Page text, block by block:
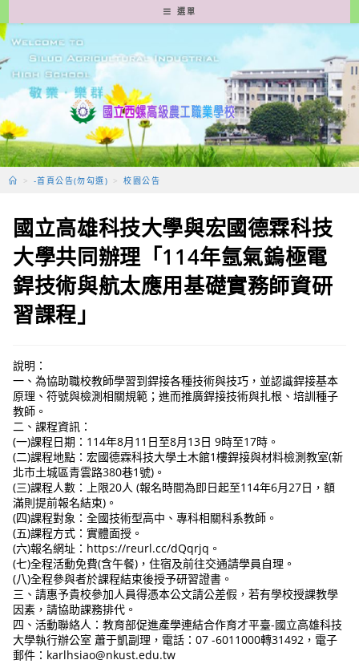
轉
至
要
容
選單
> -首頁公告(勿勾選) > 校園公告
國立高雄科技大學與宏國德霖科技
大學共同辦理「114年氬氣鎢極電
銲技術與航太應用基礎實務師資研
習課程」
說明：
一、為協助職校教師學習到銲接各種技術與技巧，並認識銲接基本
原理、符號與檢測相關規範；進而推廣銲接技術與扎根、培訓種子
教師。
二、課程資訊：
(一)課程日期：114年8月11日至8月13日 9時至17時。
(二)課程地點：宏國德霖科技大學土木館1樓銲接與材料檢測教室(新
北市土城區青雲路380巷1號)。
(三)課程人數：上限20人 (報名時間為即日起至114年6月27日，額
滿則提前報名結束)。
(四)課程對象：全國技術型高中、專科相關科系教師。
(五)課程方式：實體面授。
(六)報名網址：https://reurl.cc/dQqrjq。
(七)全程活動免費(含午餐)，住宿及前往交通請學員自理。
(八)全程參與者於課程結束後授予研習證書。
三、請惠予貴校參加人員得憑本公文請公差假，若有學校授課教學
因素，請協助課務排代。
四、活動聯絡人：教育部促進產學連結合作育才平臺-國立高雄科技
大學執行辦公室 蕭于凱副理，電話：07 -6011000轉31492，電子
郵件：karlhsiao@nkust.edu.tw